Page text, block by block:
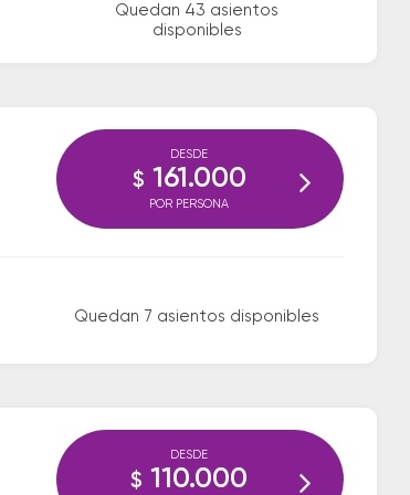
Quedan 43 asientos
disponibles
Quedan 7 asientos disponibles
DESDE
$ 161.000
POR PERSONA
DESDE
$ 110.000